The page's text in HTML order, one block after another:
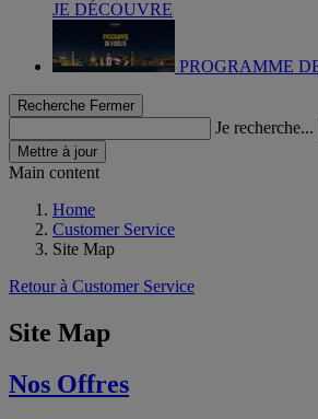
JE DÉCOUVRE
PROGRAMME
Recherche Fermer
Je recherche...
Mettre à jour
Main content
Home
Customer Service
Site Map
Retour à Customer Service
Site Map
Nos Offres